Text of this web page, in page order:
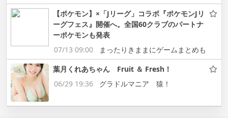
【ポケモン】×「Jリーグ」コラボ『ポケモンJリ
ーグフェス』開催へ。全国60クラブのパートナ
ーポケモンも発表
07/13 09:00
まったりきままにゲームまとめも
葉月くれあちゃん Fruit ＆ Fresh！
06/29 19:36
グラドルマニア 猿！